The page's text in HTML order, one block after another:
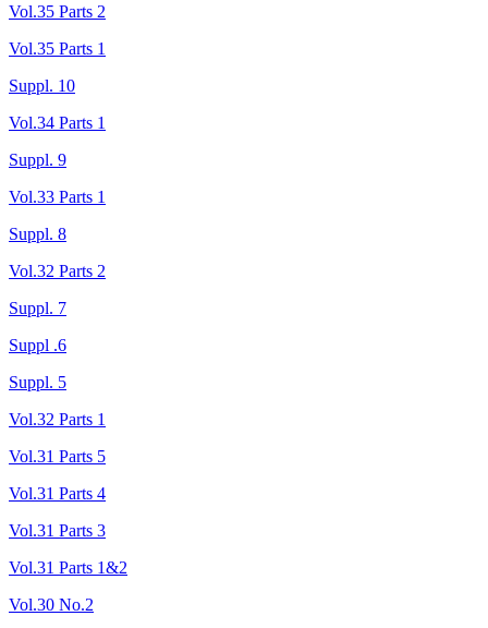
Vol.35 Parts 2
Vol.35 Parts 1
Suppl. 10
Vol.34 Parts 1
Suppl. 9
Vol.33 Parts 1
Suppl. 8
Vol.32 Parts 2
Suppl. 7
Suppl .6
Suppl. 5
Vol.32 Parts 1
Vol.31 Parts 5
Vol.31 Parts 4
Vol.31 Parts 3
Vol.31 Parts 1&2
Vol.30 No.2